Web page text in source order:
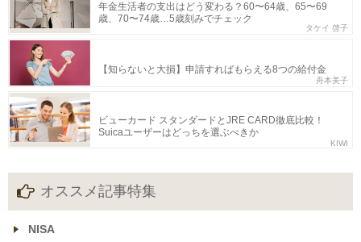
年金生活者の支出はどう変わる？60〜64歳、65〜69
歳、70〜74歳…5歳刻みでチェック
タケイ 啓子
【知らないと大損】申請すればもらえる8つの給付金
舟本美子
ビューカード スタンダードとJRE CARD徹底比較！
Suicaユーザーはどっちを選ぶべきか
KIWI
オススメ記事特集
NISA